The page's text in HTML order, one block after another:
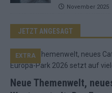
November 2025
JETZT ANGESAGT
Neue Themenwelt,
EXTRA